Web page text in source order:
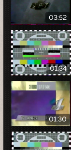
03:52
01:34
01:30